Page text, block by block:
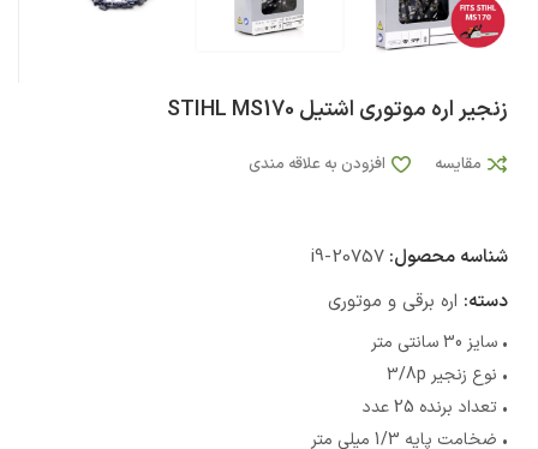
زنجیر اره موتوری اشتیل STIHL MS170
مقایسه افزودن به علاقه مندی
شناسه محصول: i9-20757
دسته: اره برقی و موتوری
• سایز 30 سانتی متر
• نوع زنجیر 3/8p
• تعداد برنده 25 عدد
• ضخامت پایه 1/3 میلی متر